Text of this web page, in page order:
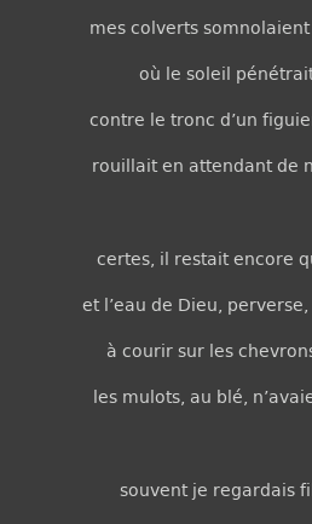
mes colverts
où le soleil
contre le tronc d’un
rouillait en attendant de
certes, il restait encore
et l’eau de Dieu,
à courir sur les
les mulots, au blé,
souvent je regardais